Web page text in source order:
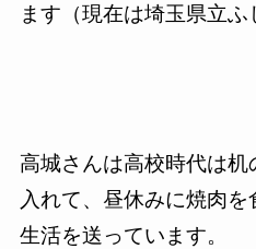
ます（現在は埼玉県立ふ
高城さんは高校時代は机
入れて、昼休みに焼肉
生活を送っています。